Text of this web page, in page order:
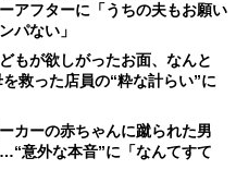
アフターに「うちの夫もお願い
パない」
もが欲しがったお面、なんと
救った店員の“粋な計らい”に
カーの赤ちゃんに蹴られた男
意外な本音”に「なんてすて